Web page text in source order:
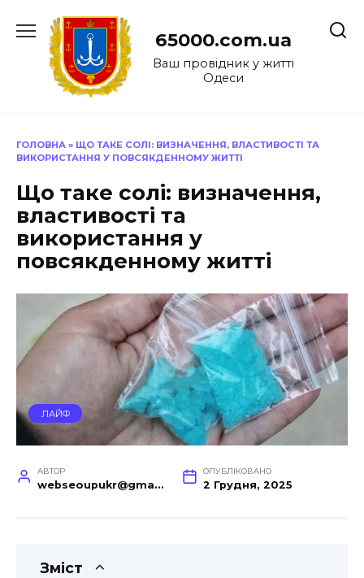
до
65000.com.ua
Ваш провідник у житті
Одеси
ГОЛОВНА » ЩО ТАКЕ СОЛІ: ВИЗНАЧЕННЯ, ВЛАСТИВОСТІ ТА
ВИКОРИСТАННЯ У ПОВСЯКДЕННОМУ ЖИТТІ
Що таке солі: визначення,
властивості та
використання у
повсякденному житті
ЛАЙФ
АВТОР
webseoupukr@gmail.com
ОПУБЛІКОВАНО
2 Грудня, 2025
Зміст